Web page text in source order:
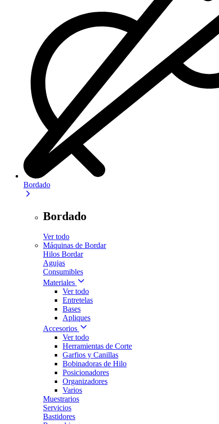
Bordado
Bordado
Ver todo
Máquinas de Bordar
Hilos Bordar
Agujas
Consumibles
Materiales
Ver todo
Entretelas
Bases
Apliques
Accesorios
Ver todo
Herramientas de Corte
Garfios y Canillas
Bobinadoras de Hilo
Posicionadores
Organizadores
Varios
Muestrarios
Servicios
Bastidores